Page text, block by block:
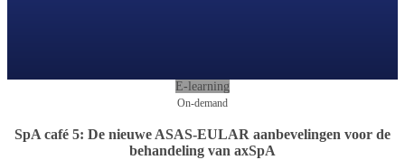
E-learning
On-demand
SpA café 5: De nieuwe ASAS-EULAR aanbevelingen voor de
behandeling van axSpA